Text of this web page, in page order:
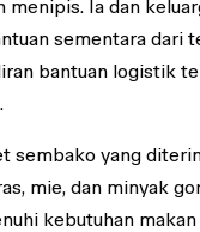
menipis. Ia dan
sementara dari
bantuan logistik
sembako yang
mie, dan minyak
kebutuhan